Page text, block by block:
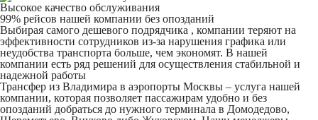
Высокое качество обслуживания
99% рейсов нашей компании без опозданий
Выбирая самого дешевого подрядчика , компании теряют на
эффективности сотрудников из-за нарушения графика или
неудобства транспорта больше, чем экономят. В нашей
компании есть ряд решений для осуществления стабильной и
надежной работы
Трансфер из Владимира в аэропорты Москвы – услуга нашей
компании, которая позволяет пассажирам удобно и без
опозданий добраться до нужного терминала в Домодедово,